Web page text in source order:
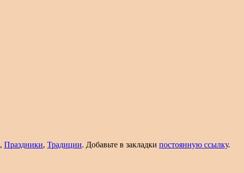
, Праздники, Традиции. Добавьте в закладки постоянную ссылку.